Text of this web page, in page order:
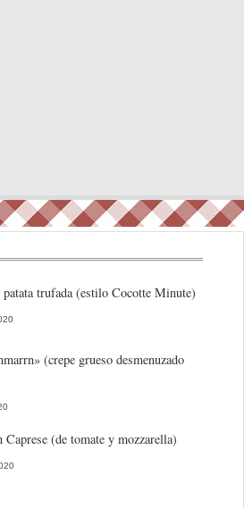
trufada (estilo Cocotte Minute)
(crepe grueso desmenuzado
Caprese (de tomate y mozzarella)